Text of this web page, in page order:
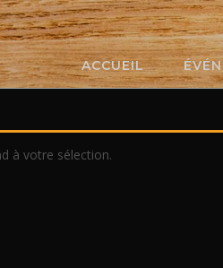
ACCUEIL
à votre sélection.